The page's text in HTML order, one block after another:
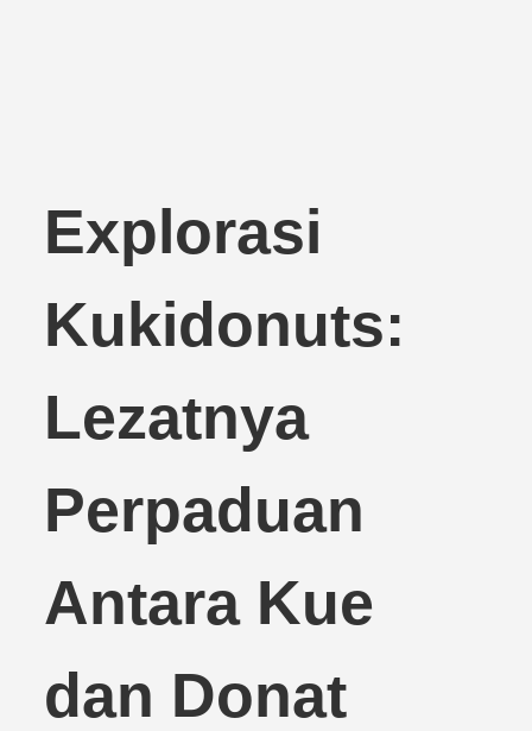
Explorasi
Kukidonuts:
Lezatnya
Perpaduan
Antara Kue
dan Donat